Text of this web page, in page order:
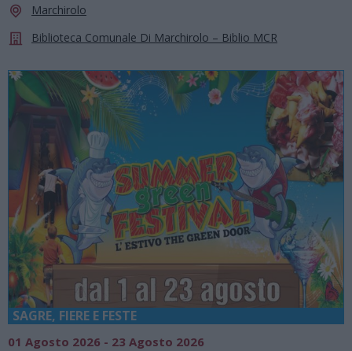
Marchirolo
Biblioteca Comunale Di Marchirolo – Biblio MCR
SAGRE, FIERE E FESTE
01 Agosto 2026 - 23 Agosto 2026